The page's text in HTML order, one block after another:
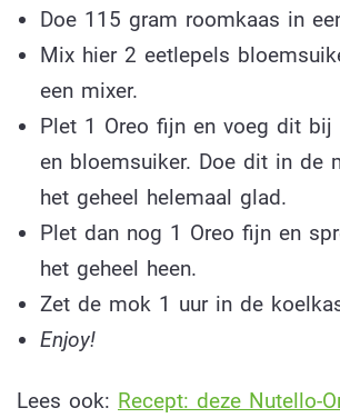
Doe 115 gram roomkaas in
Mix hier 2 eetlepels
een mixer.
Plet 1 Oreo fijn en voeg dit bij
en bloemsuiker. Doe dit in de
het geheel helemaal glad.
Plet dan nog 1 Oreo fijn en
het geheel heen.
Zet de mok 1 uur in de
Enjoy!
Lees ook: Recept: deze Nutello-